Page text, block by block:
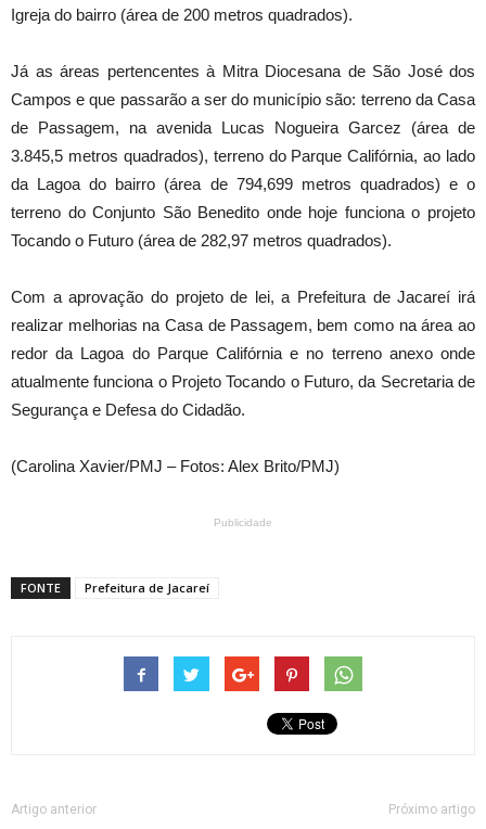
Igreja do bairro (área de 200 metros quadrados).
Já as áreas pertencentes à Mitra Diocesana de São José dos
Campos e que passarão a ser do município são: terreno da Casa
de Passagem, na avenida Lucas Nogueira Garcez (área de
3.845,5 metros quadrados), terreno do Parque Califórnia, ao lado
da Lagoa do bairro (área de 794,699 metros quadrados) e o
terreno do Conjunto São Benedito onde hoje funciona o projeto
Tocando o Futuro (área de 282,97 metros quadrados).
Com a aprovação do projeto de lei, a Prefeitura de Jacareí irá
realizar melhorias na Casa de Passagem, bem como na área ao
redor da Lagoa do Parque Califórnia e no terreno anexo onde
atualmente funciona o Projeto Tocando o Futuro, da Secretaria de
Segurança e Defesa do Cidadão.
(Carolina Xavier/PMJ – Fotos: Alex Brito/PMJ)
Publicidade
FONTE Prefeitura de Jacareí
Artigo anterior Próximo artigo